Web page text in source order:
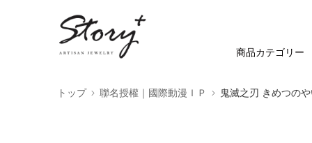
商品カテゴリー
トップ 聯名授權｜國際動漫ＩＰ 鬼滅之刃 きめつの